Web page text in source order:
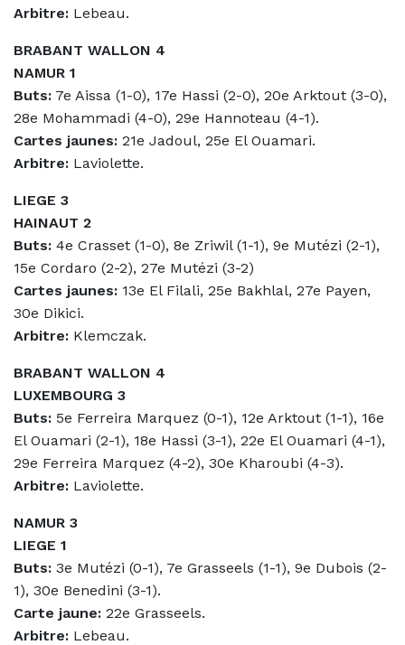
Arbitre: Lebeau.
BRABANT WALLON 4
NAMUR 1
Buts: 7e Aissa (1-0), 17e Hassi (2-0), 20e Arktout (3-0),
28e Mohammadi (4-0), 29e Hannoteau (4-1).
Cartes jaunes: 21e Jadoul, 25e El Ouamari.
Arbitre: Laviolette.
LIEGE 3
HAINAUT 2
Buts: 4e Crasset (1-0), 8e Zriwil (1-1), 9e Mutézi (2-1),
15e Cordaro (2-2), 27e Mutézi (3-2)
Cartes jaunes: 13e El Filali, 25e Bakhlal, 27e Payen,
30e Dikici.
Arbitre: Klemczak.
BRABANT WALLON 4
LUXEMBOURG 3
Buts: 5e Ferreira Marquez (0-1), 12e Arktout (1-1), 16e
El Ouamari (2-1), 18e Hassi (3-1), 22e El Ouamari (4-1),
29e Ferreira Marquez (4-2), 30e Kharoubi (4-3).
Arbitre: Laviolette.
NAMUR 3
LIEGE 1
Buts: 3e Mutézi (0-1), 7e Grasseels (1-1), 9e Dubois (2-
1), 30e Benedini (3-1).
Carte jaune: 22e Grasseels.
Arbitre: Lebeau.